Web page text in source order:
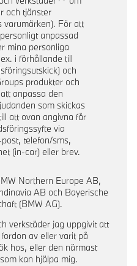
och tjänster
varumärken). För att
anpassad
mina personliga
i förhållande till
och
produkter och
anpassa den
som skickas
att ovan angivna får
via
telefon/sms,
(in-car) eller brev.
Northern Europe AB,
AB och Bayerische
(BMW AG).
verkstäder jag uppgivit att
av eller varit på
hos, eller den närmast
kan hjälpa mig.